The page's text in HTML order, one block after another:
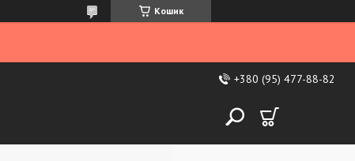
Кошик
+380 (95) 477-88-82